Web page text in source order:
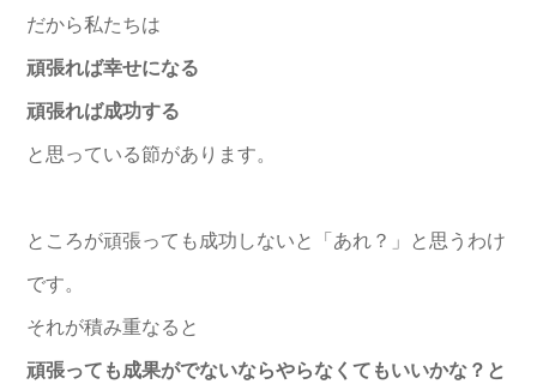
だから私たちは
頑張れば幸せになる
頑張れば成功する
と思っている節があります。
ところが頑張っても成功しないと「あれ？」と思うわけ
です。
それが積み重なると
頑張っても成果がでないならやらなくてもいいかな？と